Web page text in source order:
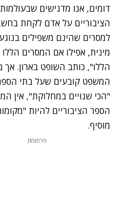
דומים, אנו מדגישים
הציבוריים על אדם לקחת
למסרים שהינם משפילים
מינית, אפילו אם המסרים
הללו", כותב השופט בארון. אך
המשפט קובעים שעל בתי
"הכי שנויים במחלוקת", אין
הספר הציבוריים להיות
מוסיף.
פרסומת